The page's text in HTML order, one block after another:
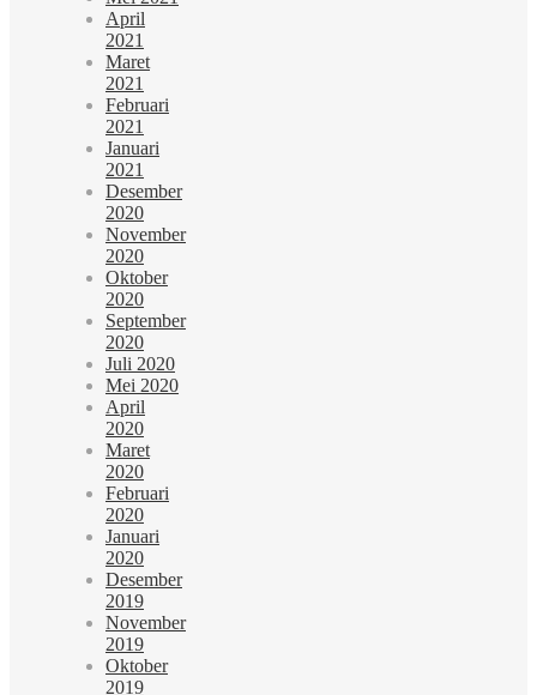
April
2021
Maret
2021
Februari
2021
Januari
2021
Desember
2020
November
2020
Oktober
2020
September
2020
Juli 2020
Mei 2020
April
2020
Maret
2020
Februari
2020
Januari
2020
Desember
2019
November
2019
Oktober
2019